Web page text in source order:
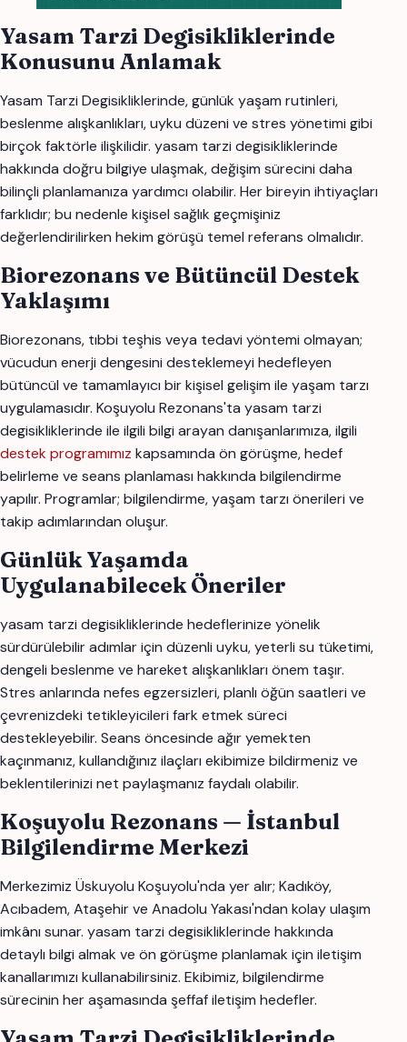
Yasam Tarzi Degisikliklerinde
Konusunu Anlamak
Yasam Tarzi Degisikliklerinde, günlük yaşam rutinleri,
beslenme alışkanlıkları, uyku düzeni ve stres yönetimi gibi
birçok faktörle ilişkilidir. yasam tarzi degisikliklerinde
hakkında doğru bilgiye ulaşmak, değişim sürecini daha
bilinçli planlamanıza yardımcı olabilir. Her bireyin ihtiyaçları
farklıdır; bu nedenle kişisel sağlık geçmişiniz
değerlendirilirken hekim görüşü temel referans olmalıdır.
Biorezonans ve Bütüncül Destek
Yaklaşımı
Biorezonans, tıbbi teşhis veya tedavi yöntemi olmayan;
vücudun enerji dengesini desteklemeyi hedefleyen
bütüncül ve tamamlayıcı bir kişisel gelişim ile yaşam tarzı
uygulamasıdır. Koşuyolu Rezonans'ta yasam tarzi
degisikliklerinde ile ilgili bilgi arayan danışanlarımıza, ilgili
destek programımız kapsamında ön görüşme, hedef
belirleme ve seans planlaması hakkında bilgilendirme
yapılır. Programlar; bilgilendirme, yaşam tarzı önerileri ve
takip adımlarından oluşur.
Günlük Yaşamda
Uygulanabilecek Öneriler
yasam tarzi degisikliklerinde hedeflerinize yönelik
sürdürülebilir adımlar için düzenli uyku, yeterli su tüketimi,
dengeli beslenme ve hareket alışkanlıkları önem taşır.
Stres anlarında nefes egzersizleri, planlı öğün saatleri ve
çevrenizdeki tetikleyicileri fark etmek süreci
destekleyebilir. Seans öncesinde ağır yemekten
kaçınmanız, kullandığınız ilaçları ekibimize bildirmeniz ve
beklentilerinizi net paylaşmanız faydalı olabilir.
Koşuyolu Rezonans — İstanbul
Bilgilendirme Merkezi
Merkezimiz Üskuyolu Koşuyolu'nda yer alır; Kadıköy,
Acıbadem, Ataşehir ve Anadolu Yakası'ndan kolay ulaşım
imkânı sunar. yasam tarzi degisikliklerinde hakkında
detaylı bilgi almak ve ön görüşme planlamak için iletişim
kanallarımızı kullanabilirsiniz. Ekibimiz, bilgilendirme
sürecinin her aşamasında şeffaf iletişim hedefler.